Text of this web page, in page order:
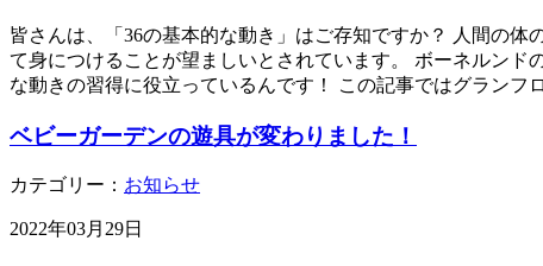
皆さんは、「36の基本的な動き」はご存知ですか？ 人間の
て身につけることが望ましいとされています。 ボーネルン
な動きの習得に役立っているんです！ この記事ではグランフ
ベビーガーデンの遊具が変わりました！
カテゴリー： お知らせ
2022年03月29日